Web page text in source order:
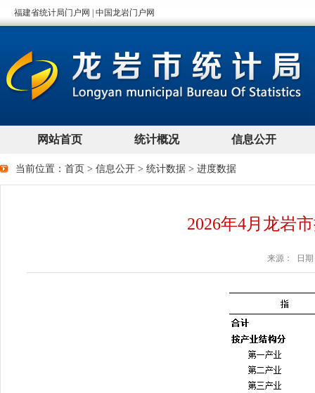
当前位置： 首页 > 信息公开 > 统计数据 > 进度数据
2026年4月龙岩
来源： 日期